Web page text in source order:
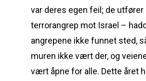
var deres egen feil; de
terrorangrep mot Israel –
angrepene ikke funnet sted,
muren ikke vært der, og
vært åpne for alle. Dette året